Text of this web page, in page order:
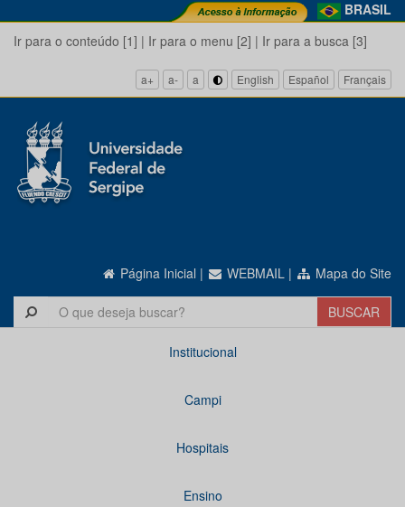
BRASIL
Ir para o conteúdo [1] | Ir para o menu [2] | Ir para a busca [3]
a+ a- a English Español Français
Página Inicial | WEBMAIL | Mapa do Site
Institucional
Campi
Hospitais
Ensino